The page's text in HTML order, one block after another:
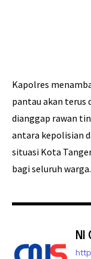
Kapolres
pantau akan terus
dianggap rawan
antara kepolisian
situasi Kota
bagi seluruh warga.
NI